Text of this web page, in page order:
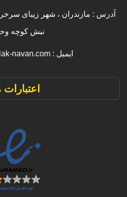
آدرس : مازندران ، شهر زیبای
نبش کوچه
ایمیل : info [@] amlak-navan.com
اعتبارات